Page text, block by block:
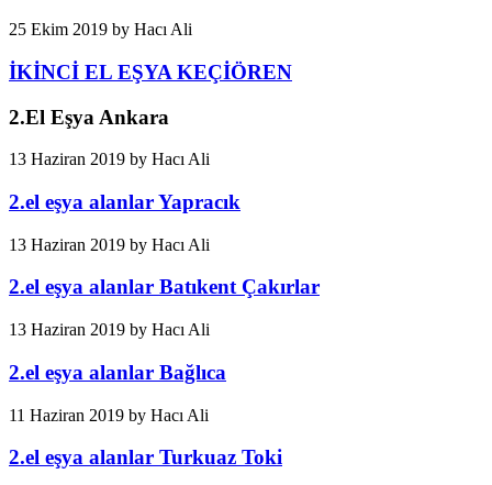
25 Ekim 2019 by Hacı Ali
İKİNCİ EL EŞYA KEÇİÖREN
2.El Eşya Ankara
13 Haziran 2019 by Hacı Ali
2.el eşya alanlar Yapracık
13 Haziran 2019 by Hacı Ali
2.el eşya alanlar Batıkent Çakırlar
13 Haziran 2019 by Hacı Ali
2.el eşya alanlar Bağlıca
11 Haziran 2019 by Hacı Ali
2.el eşya alanlar Turkuaz Toki